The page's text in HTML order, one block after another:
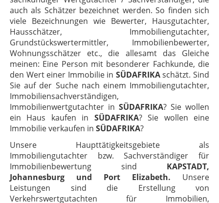
auch als Schätzer bezeichnet werden. So finden sich
viele Bezeichnungen wie Bewerter, Hausgutachter,
Hausschätzer, Immobiliengutachter,
Grundstückswertermittler, Immobilienbewerter,
Wohnungsschätzer etc., die allesamt das Gleiche
meinen: Eine Person mit besonderer Fachkunde, die
den Wert einer Immobilie in SÜDAFRIKAschätzt. Sind
Sie auf der Suche nach einem Immobiliengutachter,
Immobiliensachverständigen,
Immobilienwertgutachter in SÜDAFRIKA? Sie wollen
ein Haus kaufen in SÜDAFRIKA? Sie wollen eine
Immobilie verkaufen in SÜDAFRIKA?
Unsere Haupttätigkeitsgebiete als
Immobiliengutachter bzw. Sachverständiger für
Immobilienbewertung sind KAPSTADT,
Johannesburg und Port Elizabeth. Unsere
Leistungen sind die Erstellung von
Verkehrswertgutachten für Immobilien,